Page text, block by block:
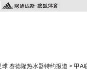
球 赛德隆热水器特约报道 > 甲A